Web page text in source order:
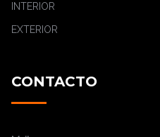
INTERIOR
EXTERIOR
CONTACTO